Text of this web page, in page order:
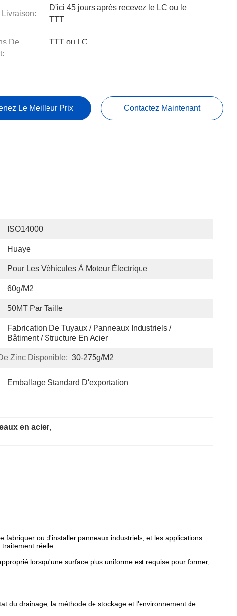
Livraison:
D'ici 45 jours après recevez le LC ou le
TTT
De
TTT ou LC
Le Meilleur Prix Contactez Maintenant
ISO14000
Huaye
Pour Les Véhicules À Moteur Électrique
60g/m2
50MT Par Taille
Fabrication De Tuyaux / Panneaux Industriels /
Bâtiment / Structure En Acier
Zinc Disponible: 30-275g/m2
Emballage Standard D'exportation
en acier,
fabriquer ou d'installer.panneaux industriels, et les applications
réelle.
lorsqu'une surface plus uniforme est requise pour former,
du drainage, la méthode de stockage et l'environnement de